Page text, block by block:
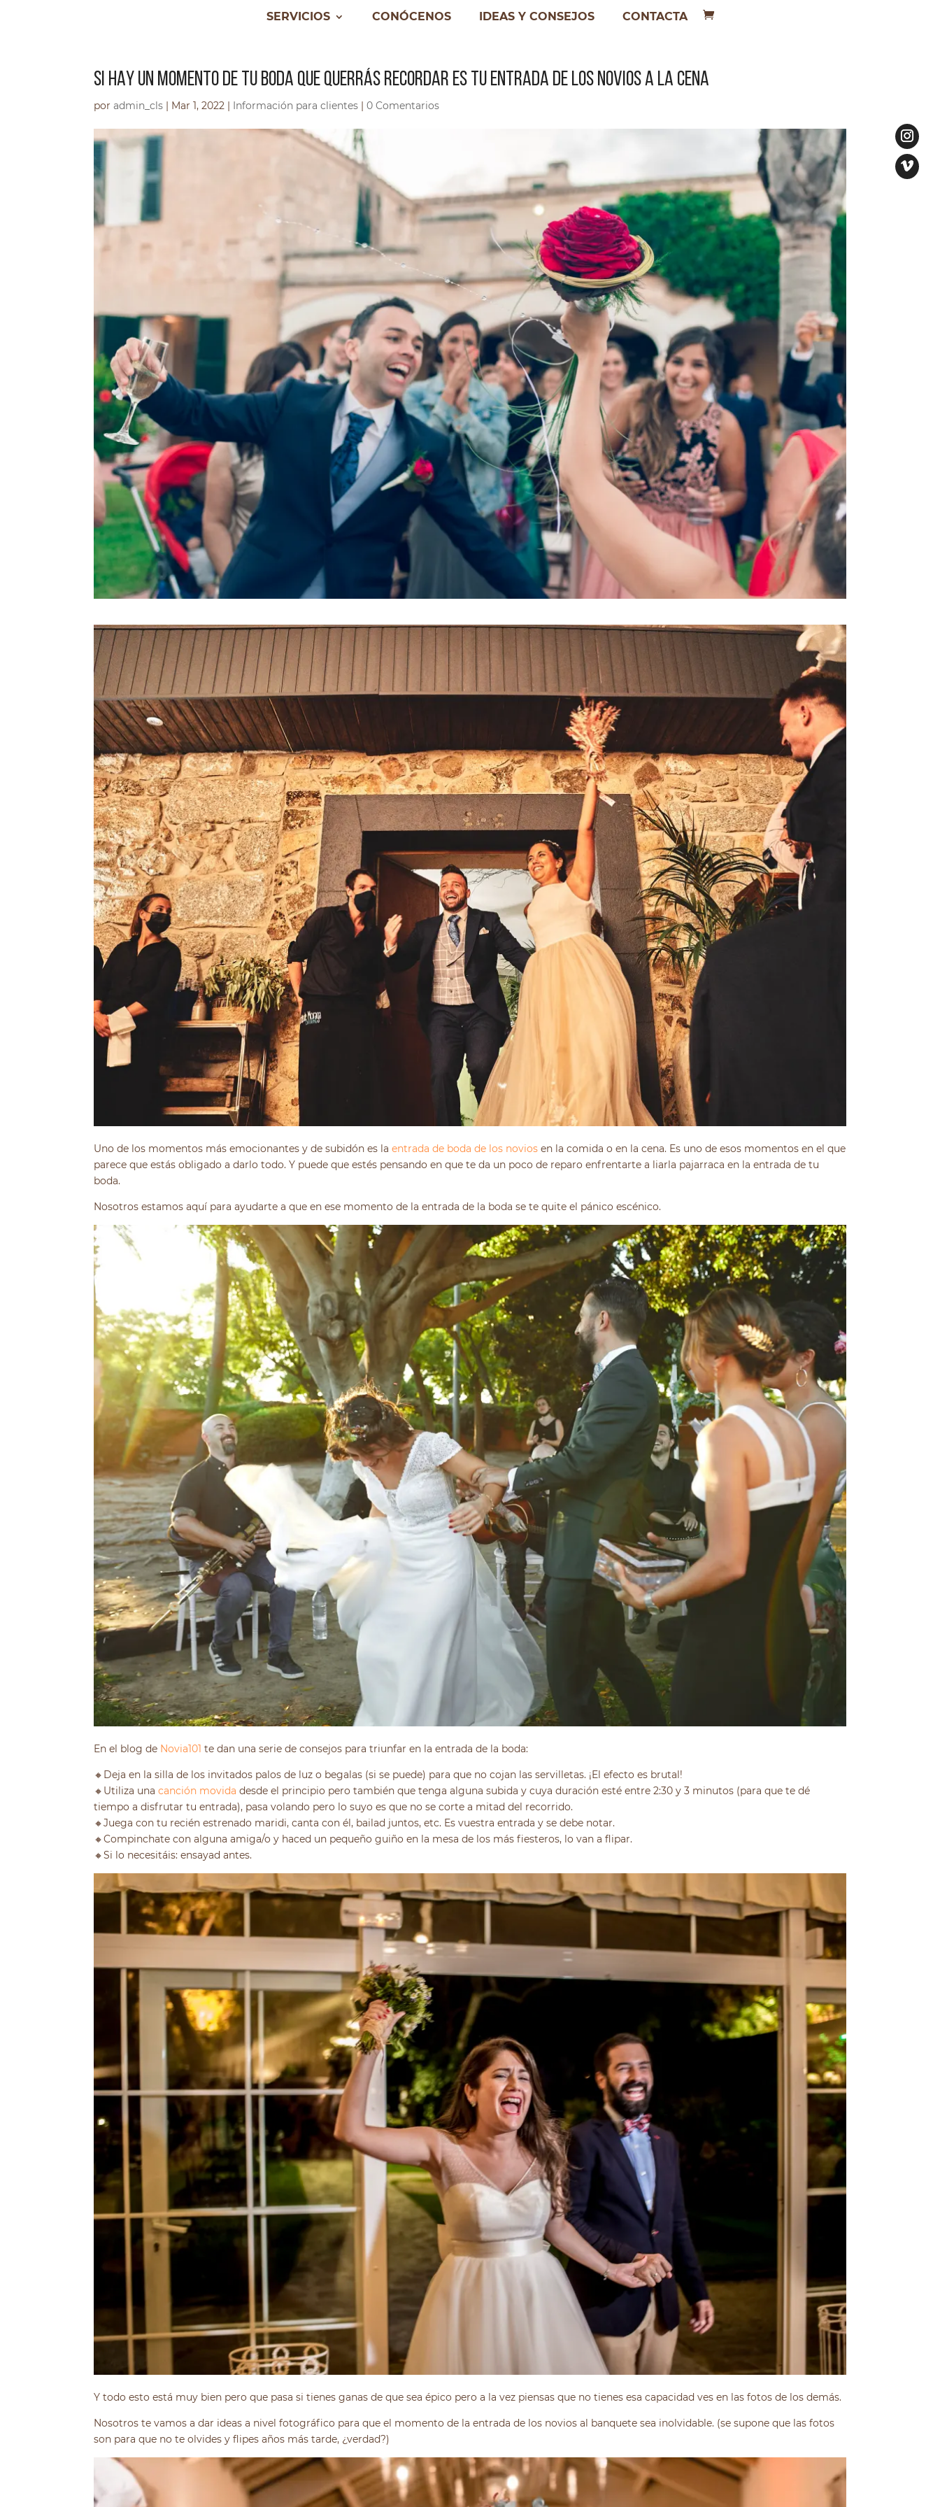
SERVICIOS CONÓCENOS IDEAS Y CONSEJOS CONTACTA
SI HAY UN MOMENTO DE TU BODA QUE QUERRÁS RECORDAR ES TU ENTRADA DE LOS NOVIOS A LA CENA
poradmin_cls | Mar 1, 2022 | Información para clientes |0 Comentarios
Uno de los momentos más emocionantes y de subidón es laentrada de boda de los novios en la comida o en la cena. Es uno de esos momentos en el que
parece que estás obligado a darlo todo. Y puede que estés pensando en que te da un poco de reparo enfrentarte a liarla pajarraca en la entrada de tu
boda.
Nosotros estamos aquí para ayudarte a que en ese momento de la entrada de la boda se te quite el pánico escénico.
En el blog de Novia101 te dan una serie de consejos para triunfar en la entrada de la boda:
🔸Deja en la silla de los invitados palos de luz o begalas (si se puede) para que no cojan las servilletas. ¡El efecto es brutal!
🔸Utiliza unacanción movida desde el principio pero también que tenga alguna subida y cuya duración esté entre 2:30 y 3 minutos (para que te dé
tiempo a disfrutar tu entrada), pasa volando pero lo suyo es que no se corte a mitad del recorrido.
🔸Juega con tu recién estrenado maridi, canta con él, bailad juntos, etc. Es vuestra entrada y se debe notar.
🔸Compinchate con alguna amiga/o y haced un pequeño guiño en la mesa de los más fiesteros, lo van a flipar.
🔸Si lo necesitáis: ensayad antes.
Y todo esto está muy bien pero que pasa si tienes ganas de que sea épico pero a la vez piensas que no tienes esa capacidad ves en las fotos de los demás.
Nosotros te vamos a dar ideas a nivel fotográfico para que el momento de la entrada de los novios al banquete sea inolvidable. (se supone que las fotos
son para que no te olvides y flipes años más tarde, ¿verdad?)